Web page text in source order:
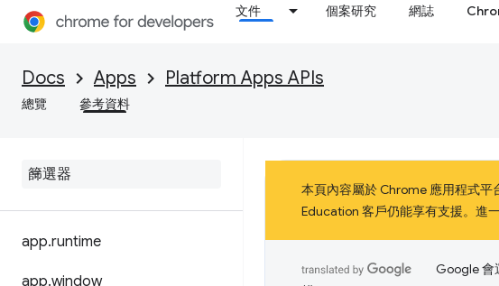
文件 個案研究 網誌
Docs Apps Platform Apps APIs
總覽 參考資料
app.runtime
app.window
本頁內容屬於 Chrome 應用程式平
Education 客戶仍能享有支援。進
Google 會